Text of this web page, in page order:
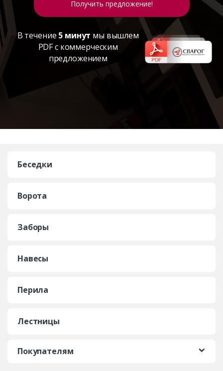
В течение 5 минут мы вышлем
PDF с коммерческим
предложением
Беседки
Ворота
Заборы
Навесы
Перила
Лестницы
Покупателям